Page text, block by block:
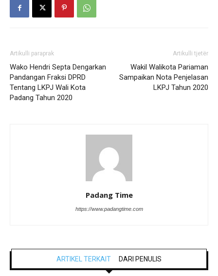
Artikulli paraprak
Wako Hendri Septa Dengarkan
Pandangan Fraksi DPRD
Tentang LKPJ Wali Kota
Padang Tahun 2020
Artikulli tjetër
Wakil Walikota Pariaman
Sampaikan Nota Penjelasan
LKPJ Tahun 2020
Padang Time
https://www.padangtime.com
ARTIKEL TERKAIT DARI PENULIS